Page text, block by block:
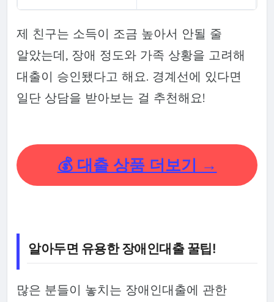
제 친구는 소득이 조금 높아서 안될 줄
알았는데, 장애 정도와 가족 상황을 고려해
대출이 승인됐다고 해요. 경계선에 있다면
일단 상담을 받아보는 걸 추천해요!
💰 대출 상품 더보기 →
알아두면 유용한 장애인대출 꿀팁!
많은 분들이 놓치는 장애인대출에 관한